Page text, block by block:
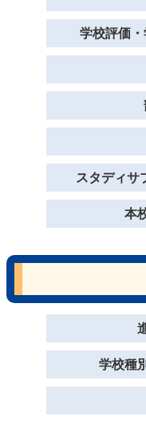
学校評価
スタディ
本
学校種